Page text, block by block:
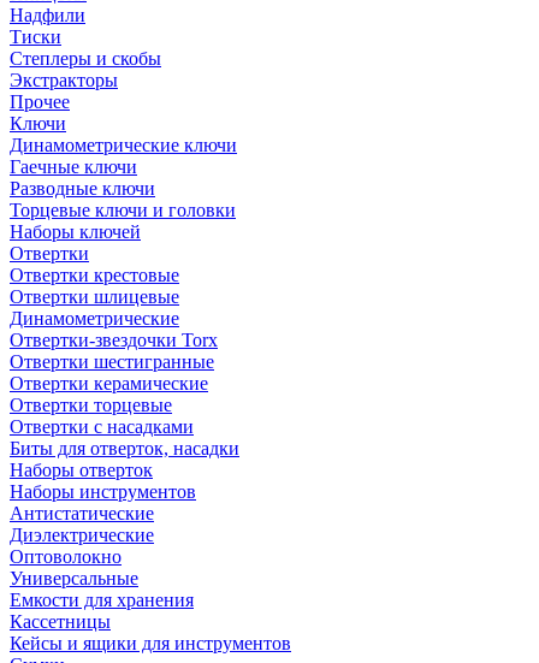
Надфили
Тиски
Степлеры и скобы
Экстракторы
Прочее
Ключи
Динамометрические ключи
Гаечные ключи
Разводные ключи
Торцевые ключи и головки
Наборы ключей
Отвертки
Отвертки крестовые
Отвертки шлицевые
Динамометрические
Отвертки-звездочки Torx
Отвертки шестигранные
Отвертки керамические
Отвертки торцевые
Отвертки с насадками
Биты для отверток, насадки
Наборы отверток
Наборы инструментов
Антистатические
Диэлектрические
Оптоволокно
Универсальные
Емкости для хранения
Кассетницы
Кейсы и ящики для инструментов